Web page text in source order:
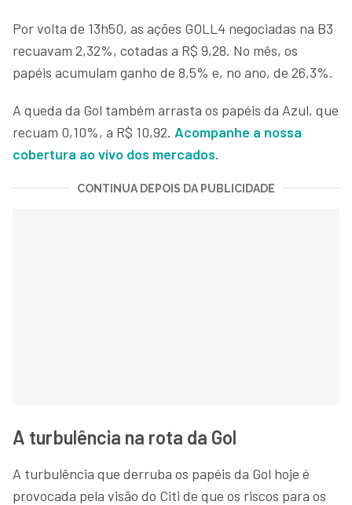
Por volta de 13h50, as ações GOLL4 negociadas na B3
recuavam 2,32%, cotadas a R$ 9,28. No mês, os
papéis acumulam ganho de 8,5% e, no ano, de 26,3%.
A queda da Gol também arrasta os papéis da Azul, que
recuam 0,10%, a R$ 10,92. Acompanhe a nossa
cobertura ao vivo dos mercados.
CONTINUA DEPOIS DA PUBLICIDADE
A turbulência na rota da Gol
A turbulência que derruba os papéis da Gol hoje é
provocada pela visão do Citi de que os riscos para os